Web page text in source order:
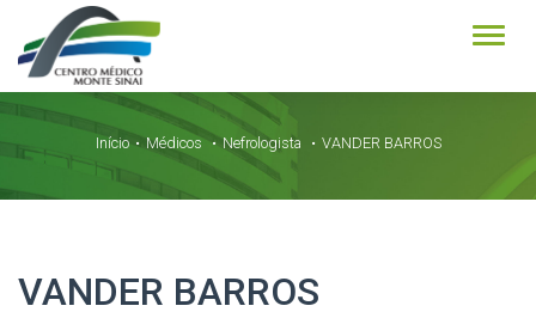
Início Médicos Nefrologista VANDER BARROS
VANDER BARROS